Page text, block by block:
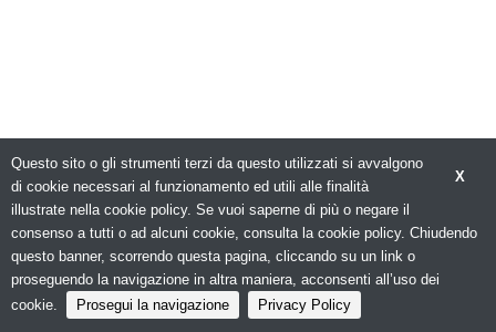
X
Questo sito o gli strumenti terzi da questo utilizzati si avvalgono
di cookie necessari al funzionamento ed utili alle finalità
illustrate nella cookie policy. Se vuoi saperne di più o negare il
consenso a tutti o ad alcuni cookie, consulta la cookie policy. Chiudendo
questo banner, scorrendo questa pagina, cliccando su un link o
proseguendo la navigazione in altra maniera, acconsenti all’uso dei
cookie.
Prosegui la navigazione Privacy Policy